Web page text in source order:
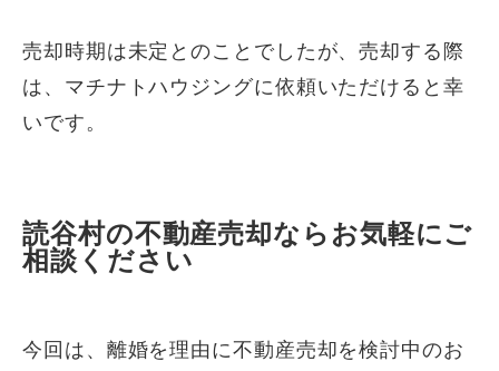
売却時期は未定とのことでしたが、売却する際
は、マチナトハウジングに依頼いただけると幸
いです。
読谷村の不動産売却ならお気軽にご
相談ください
今回は、離婚を理由に不動産売却を検討中のお